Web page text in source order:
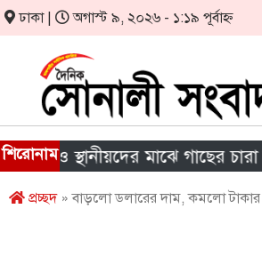
ঢাকা | অগাস্ট ৯, ২০২৬ - ১:১৯ পূর্বাহ্ন
শিরোনাম
ও স্থানীয়দের মাঝে গাছের চারা বিতরণ
প্রচ্ছদ» বাড়লো ডলারের দাম, কমলো টাকার